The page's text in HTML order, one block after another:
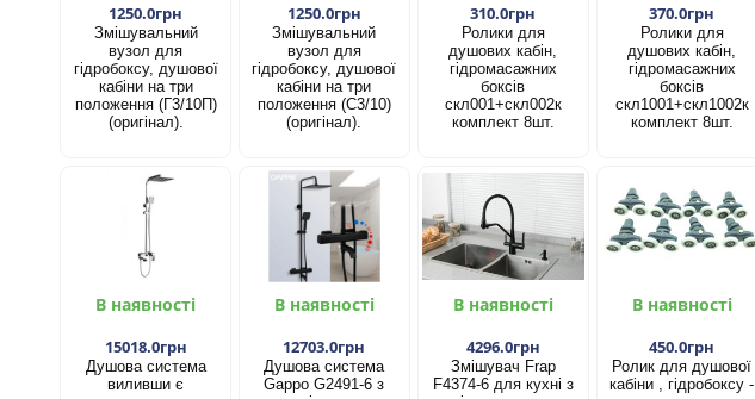
1250.0грн
Змішувальний
вузол для
гідробоксу, душової
кабіни на три
положення (Г3/10П)
(оригінал).
1250.0грн
Змішувальний
вузол для
гідробоксу, душової
кабіни на три
положення (С3/10)
(оригінал).
310.0грн
Ролики для
душових кабін,
гідромасажних
боксів
скл001+скл002к
комплект 8шт.
370.0грн
Ролики для
душових кабін,
гідромасажних
боксів
скл1001+скл1002к
комплект 8шт.
В наявності
15018.0грн
Душова система
виливши є
В наявності
12703.0грн
Душова система
Gappo G2491-6 з
В наявності
4296.0грн
Змішувач Frap
F4374-6 для кухні з
В наявності
450.0грн
Ролик для душової
кабіни , гідробоксу -